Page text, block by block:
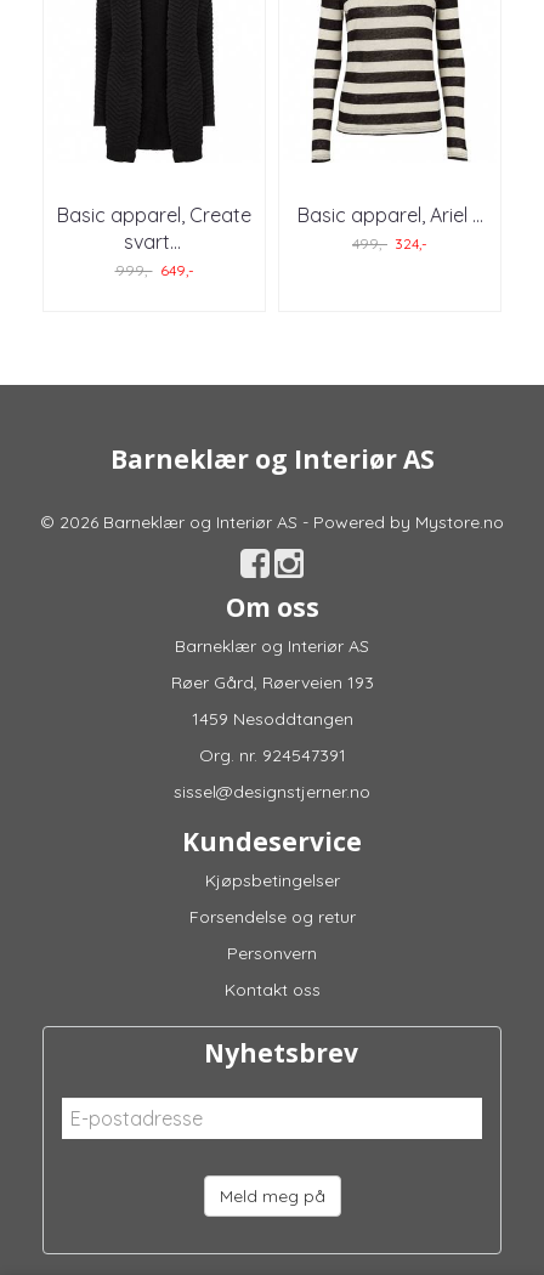
Basic apparel, Create
svart...
999,- 649,-
Basic apparel, Ariel ...
499,- 324,-
Barneklær og Interiør AS
© 2026 Barneklær og Interiør AS - Powered by Mystore.no
Om oss
Barneklær og Interiør AS
Røer Gård, Røerveien 193
1459 Nesoddtangen
Org. nr. 924547391
sissel@designstjerner.no
Kundeservice
Kjøpsbetingelser
Forsendelse og retur
Personvern
Kontakt oss
Nyhetsbrev
Meld meg på